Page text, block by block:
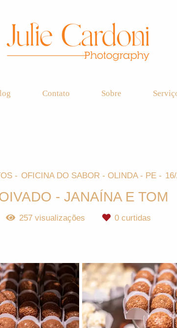
Contato Sobre
OFICINA DO SABOR - OLINDA - PE
- JANAÍNA E TOM
257visualizações 0curtidas